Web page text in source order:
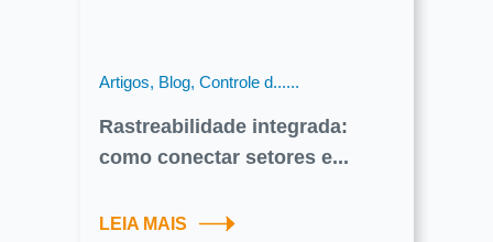
Artigos, Blog, Controle d......
Rastreabilidade integrada:
como conectar setores e...
LEIA MAIS